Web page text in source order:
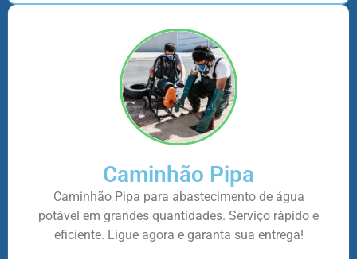
Caminhão Pipa
Caminhão Pipa para abastecimento de água
potável em grandes quantidades. Serviço rápido e
eficiente. Ligue agora e garanta sua entrega!